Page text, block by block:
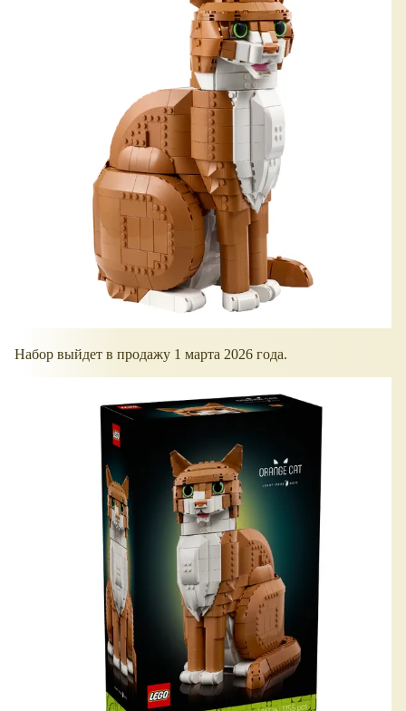
Набор выйдет в продажу 1 марта 2026 года.